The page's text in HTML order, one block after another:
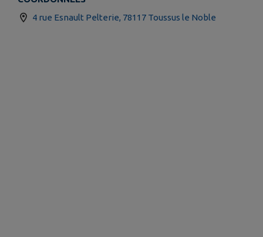
4 rue Esnault Pelterie, 78117 Toussus le Noble